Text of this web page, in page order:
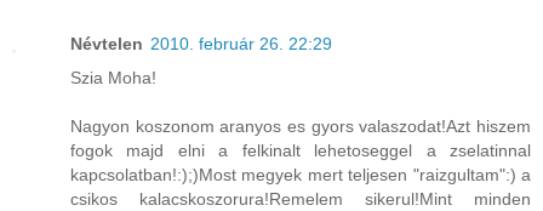
Névtelen 2010. február 26. 22:29
Szia Moha!
Nagyon koszonom aranyos es gyors valaszodat!Azt hiszem
fogok majd elni a felkinalt lehetoseggel a zselatinnal
kapcsolatban!:);)Most megyek mert teljesen "raizgultam":) a
csikos kalacskoszorura!Remelem sikerul!Mint minden